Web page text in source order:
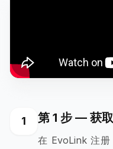
1 第 1 步 — 获
在 EvoLink 注